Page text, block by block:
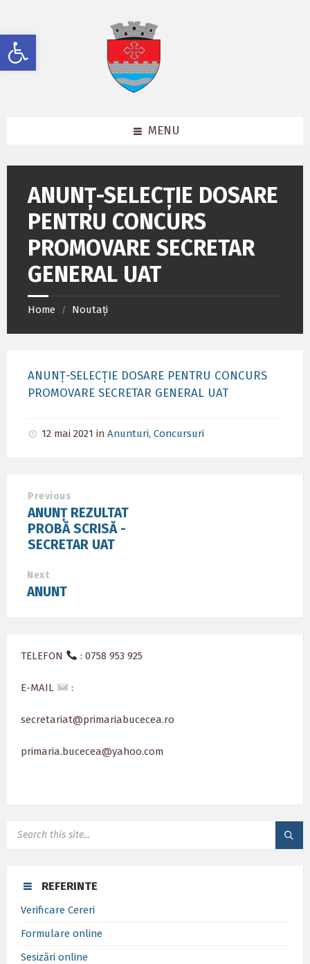
Deschide bara de unelte
content
left
sidebar
footer
MENU
ANUNȚ-SELECȚIE DOSARE
PENTRU CONCURS
PROMOVARE SECRETAR
GENERAL UAT
Home / Noutați
ANUNȚ-SELECȚIE DOSARE PENTRU CONCURS
PROMOVARE SECRETAR GENERAL UAT
12 mai 2021 in Anunturi, Concursuri
Previous
ANUNȚ REZULTAT
PROBĂ SCRISĂ -
SECRETAR UAT
Next
ANUNT
TELEFON : 0758 953 925
E-MAIL :
secretariat@primariabucecea.ro
primaria.bucecea@yahoo.com
REFERINTE
Verificare Cereri
Formulare online
Sesizări online